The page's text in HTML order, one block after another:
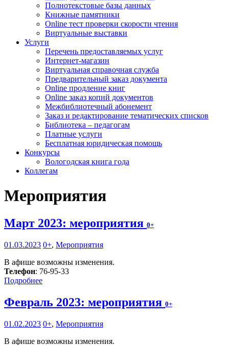
Полнотекстовые базы данных
Книжные памятники
Online тест проверки скорости чтения
Виртуальные выставки
Услуги
Перечень предоставляемых услуг
Интернет-магазин
Виртуальная справочная служба
Предварительный заказ документа
Online продление книг
Online заказ копий документов
Межбиблиотечный абонемент
Заказ и редактирование тематических списков
Библиотека – педагогам
Платные услуги
Бесплатная юридическая помощь
Конкурсы
Вологодская книга года
Коллегам
Мероприятия
Март 2023: мероприятия 0+
01.03.2023 0+, Мероприятия
В афише возможны изменения.
Телефон: 76-95-33
Подробнее
Февраль 2023: мероприятия 0+
01.02.2023 0+, Мероприятия
В афише возможны изменения.